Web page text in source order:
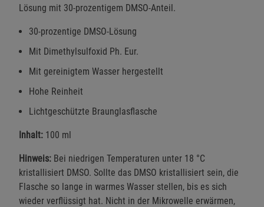
Lösung mit 30-prozentigem DMSO-Anteil.
30-prozentige DMSO-Lösung
Mit Dimethylsulfoxid Ph. Eur.
Mit gereinigtem Wasser hergestellt
Hohe Reinheit
Lichtgeschützte Braunglasflasche
Inhalt: 100 ml
Hinweis: Bei niedrigen Temperaturen unter 18 °C
kristallisiert DMSO. Sollte das DMSO kristallisiert sein, die
Flasche so lange in warmes Wasser stellen, bis es sich
wieder verflüssigt hat. Nicht in der Mikrowelle erwärmen,